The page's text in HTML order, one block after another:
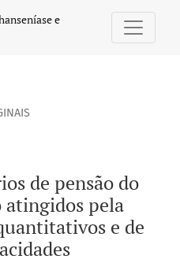
do estado de são
e
de pensão do
atingidos pela
e de